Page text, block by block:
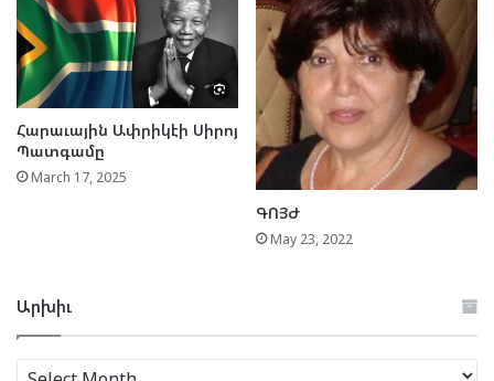
Հարաւային Ափրիկէի Սիրոյ
Պատգամը
March 17, 2025
ԳՈՅԺ
May 23, 2022
Արխիւ
Արխիւ